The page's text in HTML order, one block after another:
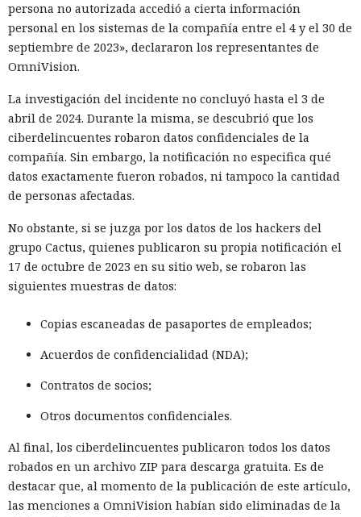
persona no autorizada accedió a cierta información
personal en los sistemas de la compañía entre el 4 y el 30 de
septiembre de 2023», declararon los representantes de
OmniVision.
La investigación del incidente no concluyó hasta el 3 de
abril de 2024. Durante la misma, se descubrió que los
ciberdelincuentes robaron datos confidenciales de la
compañía. Sin embargo, la notificación no especifica qué
datos exactamente fueron robados, ni tampoco la cantidad
de personas afectadas.
No obstante, si se juzga por los datos de los hackers del
grupo Cactus, quienes publicaron su propia notificación el
17 de octubre de 2023 en su sitio web, se robaron las
siguientes muestras de datos:
Copias escaneadas de pasaportes de empleados;
Acuerdos de confidencialidad (NDA);
Contratos de socios;
Otros documentos confidenciales.
Al final, los ciberdelincuentes publicaron todos los datos
robados en un archivo ZIP para descarga gratuita. Es de
destacar que, al momento de la publicación de este artículo,
las menciones a OmniVision habían sido eliminadas de la